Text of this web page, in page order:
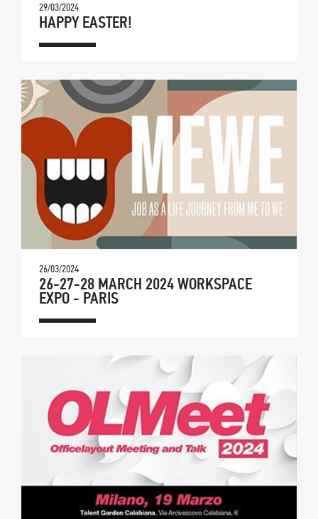
29/03/2024
HAPPY EASTER!
26/03/2024
26-27-28 MARCH 2024 WORKSPACE
EXPO - PARIS